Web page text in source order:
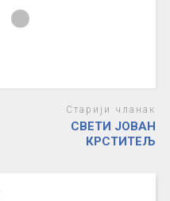
Старији чланак
СВЕТИ ЈОВАН
КРСТИТЕЉ